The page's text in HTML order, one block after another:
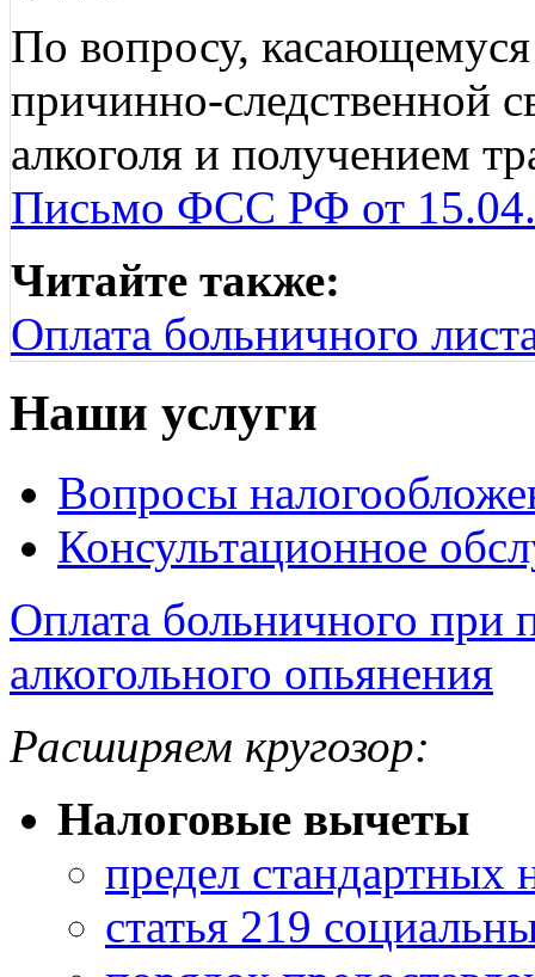
По вопросу,
причинно-следственной
алкоголя и получением
Письмо ФСС РФ от
Читайте также:
Оплата больничного
Наши услуги
Вопросы
Консультационное
Оплата больничного при
алкогольного опьянения
Расширяем кругозор:
Налоговые вычеты
предел стандартных
статья 219